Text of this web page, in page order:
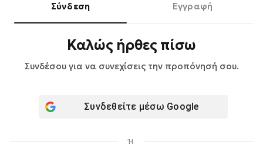
Σύνδεση Εγγραφή
Καλώς ήρθες πίσω
Συνδέσου για να συνεχίσεις την προπόνησή σου.
Συνδεθείτε μέσω Google
Ή